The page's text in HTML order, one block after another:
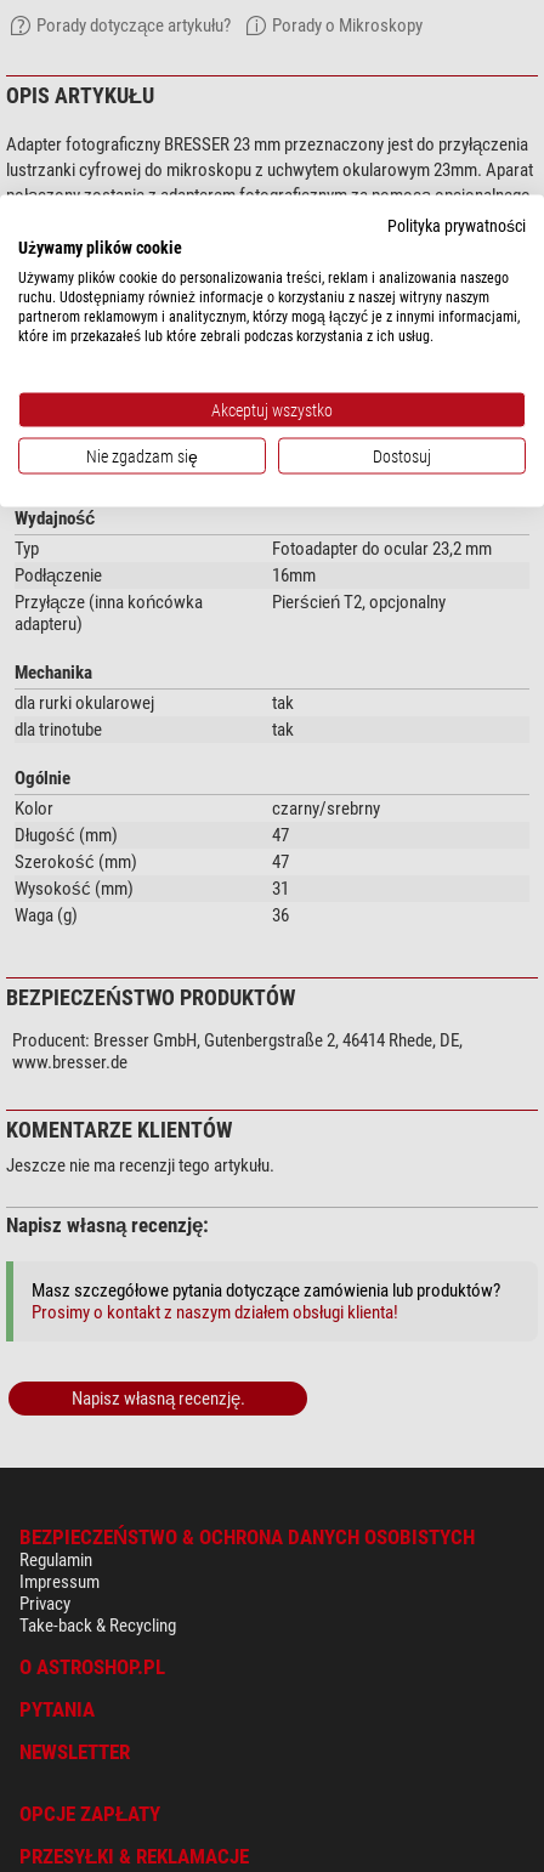
Porady dotyczące artykułu? Porady o Mikroskopy
OPIS ARTYKUŁU
Adapter fotograficzny BRESSER 23 mm przeznaczony jest do przyłączenia
lustrzanki cyfrowej do mikroskopu z uchwytem okularowym 23mm. Aparat
połączony zostanie z adapterem fotograficznym za pomocą opcjonalnego
pierścienia T2. Przyłączenie do mikroskopu polega na tym, że okular
zostanie wyjęty i zamieniony na lustrzankę wraz adapterem. W zależności
od rodzaju budowy i czujnika lub rozmiaru filmu, może dojść do zacienienia
krawędzi pola obrazu.
DANE TECHNICZNE
Wydajność
Typ
Fotoadapter do ocular 23,2 mm
Podłączenie
16mm
Przyłącze (inna końcówka
adapteru)
Pierścień T2, opcjonalny
Mechanika
dla rurki okularowej
tak
dla trinotube
tak
Ogólnie
Kolor
czarny/srebrny
Długość (mm)
47
Szerokość (mm)
47
Wysokość (mm)
31
Waga (g)
36
BEZPIECZEŃSTWO PRODUKTÓW
Producent: Bresser GmbH, Gutenbergstraße 2, 46414 Rhede, DE,
www.bresser.de
KOMENTARZE KLIENTÓW
Jeszcze nie ma recenzji tego artykułu.
Napisz własną recenzję:
Masz szczegółowe pytania dotyczące zamówienia lub produktów?
Prosimy o kontakt z naszym działem obsługi klienta!
Napisz własną recenzję.
BEZPIECZEŃSTWO & OCHRONA DANYCH OSOBISTYCH
Regulamin
Impressum
Privacy
Take-back & Recycling
O ASTROSHOP.PL
PYTANIA
NEWSLETTER
OPCJE ZAPŁATY
PRZESYŁKI & REKLAMACJE
Polityka prywatności
Używamy plików cookie
Używamy plików cookie do personalizowania treści, reklam i analizowania naszego
ruchu. Udostępniamy również informacje o korzystaniu z naszej witryny naszym
partnerom reklamowym i analitycznym, którzy mogą łączyć je z innymi informacjami,
które im przekazałeś lub które zebrali podczas korzystania z ich usług.
Akceptuj wszystko
Nie zgadzam się Dostosuj